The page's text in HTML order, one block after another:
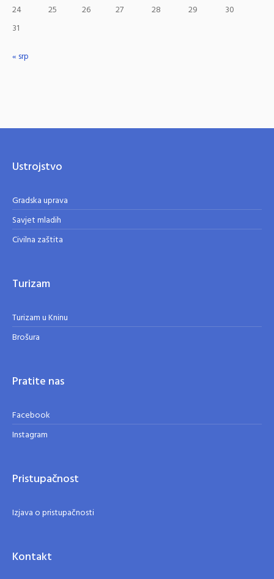
24
25 26 27 28 29
30
31
« srp
Ustrojstvo
Gradska uprava
Savjet mladih
Civilna zaštita
Turizam
Turizam u Kninu
Brošura
Pratite nas
Facebook
Instagram
Pristupačnost
Izjava o pristupačnosti
Kontakt